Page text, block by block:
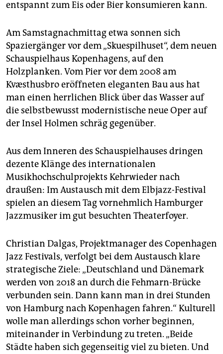
entspannt zum Eis oder Bier konsumieren kann.
Am Samstagnachmittag etwa sonnen sich
Spaziergänger vor dem „Skuespilhuset“, dem neuen
Schauspielhaus Kopenhagens, auf den
Holzplanken. Vom Pier vor dem 2008 am
Kvæsthusbro eröffneten eleganten Bau aus hat
man einen herrlichen Blick über das Wasser auf
die selbstbewusst modernistische neue Oper auf
der Insel Holmen schräg gegenüber.
Aus dem Inneren des Schauspielhauses dringen
dezente Klänge des internationalen
Musikhochschulprojekts Kehrwieder nach
draußen: Im Austausch mit dem Elbjazz-Festival
spielen an diesem Tag vornehmlich Hamburger
Jazzmusiker im gut besuchten Theaterfoyer.
Christian Dalgas, Projektmanager des Copenhagen
Jazz Festivals, verfolgt bei dem Austausch klare
strategische Ziele: „Deutschland und Dänemark
werden von 2018 an durch die Fehmarn-Brücke
verbunden sein. Dann kann man in drei Stunden
von Hamburg nach Kopenhagen fahren.“ Kulturell
wolle man allerdings schon vorher beginnen,
miteinander in Verbindung zu treten. „Beide
Städte haben sich gegenseitig viel zu bieten. Und